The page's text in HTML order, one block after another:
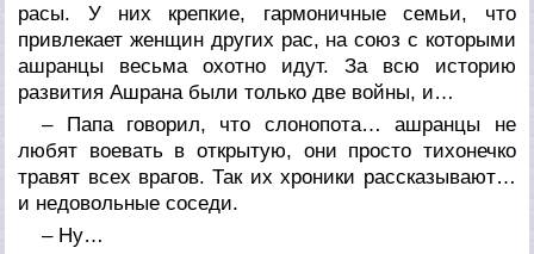
расы. У них крепкие, гармоничные семьи, что
привлекает женщин других рас, на союз с которыми
ашранцы весьма охотно идут. За всю историю
развития Ашрана были только две войны, и…
– Папа говорил, что слонопота… ашранцы не
любят воевать в открытую, они просто тихонечко
травят всех врагов. Так их хроники рассказывают…
и недовольные соседи.
– Ну…